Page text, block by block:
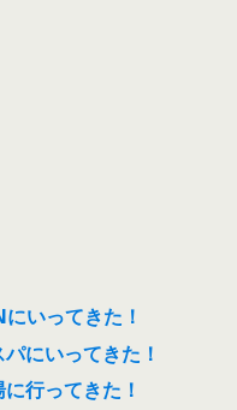
にいってきた！
にいってきた！
行ってきた！